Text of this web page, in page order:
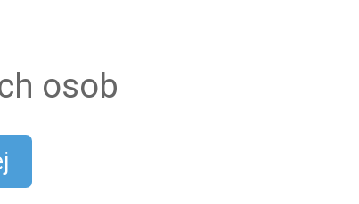
osob